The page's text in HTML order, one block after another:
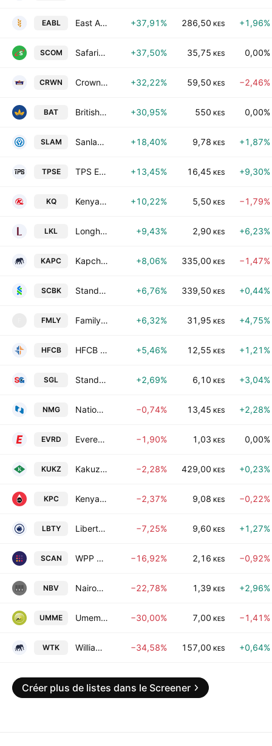
EABL East African Breweries Plc +37,91% 286,50 KES +1,96%
SCOM Safaricom PLC +37,50% 35,75 KES 0,00%
CRWN Crown Paints Kenya PLC +32,22% 59,50 KES −2,46%
BAT British American Tobacco Kenya PLC +30,95% 550 KES 0,00%
SLAM Sanlam Allianz Holdings (Kenya) PLC +18,40% 9,78 KES +1,87%
TPSE TPS Eastern Africa PLC +13,45% 16,45 KES +9,30%
KQ Kenya Airways PLC +10,22% 5,50 KES −1,79%
LKL Longhorn Publishers Limited +9,43% 2,90 KES +6,23%
KAPC Kapchorua Tea Kenya PLC +8,06% 335,00 KES −1,47%
SCBK Standard Chartered Bank Kenya Ltd +6,76% 339,50 KES +0,44%
FMLY Family Bank Limited +6,32% 31,95 KES +4,75%
HFCB HFCB Group Plc +5,46% 12,55 KES +1,21%
SGL Standard Group PLC +2,69% 6,10 KES +3,04%
NMG Nation Media Group Limited −0,74% 13,45 KES +2,28%
EVRD Eveready East Africa PLC −1,90% 1,03 KES 0,00%
KUKZ Kakuzi PLC −2,28% 429,00 KES +0,23%
KPC Kenya Pipeline Company PLC −2,37% 9,08 KES −0,22%
LBTY Liberty Kenya Holdings Ltd. −7,25% 9,60 KES +1,27%
SCAN WPP Scangroup Plc −16,92% 2,16 KES −0,92%
NBV Nairobi Business Ventures Ltd. −22,78% 1,39 KES +2,96%
UMME Umeme Ltd. −30,00% 7,00 KES −1,41%
WTK Williamson Tea Kenya PLC −34,58% 157,00 KES +0,64%
Créer plus de listes dans le Screener